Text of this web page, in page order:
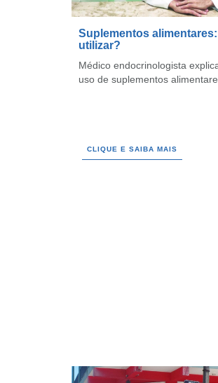
Suplementos
utilizar?
Médico endocrinologista
uso de suplementos
CLIQUE E SAIBA MAIS